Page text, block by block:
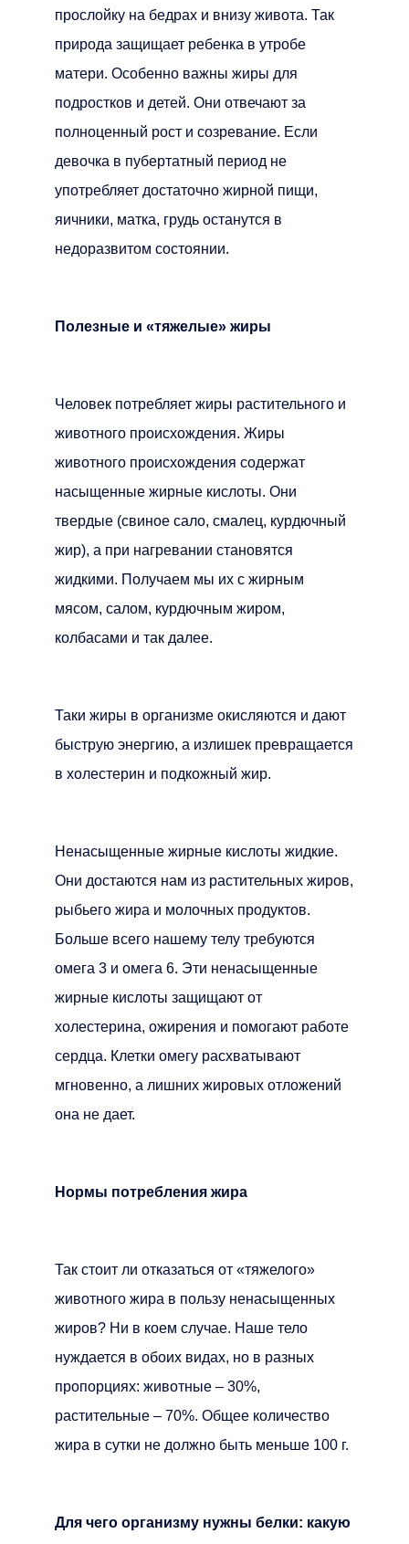
прослойку на бедрах и внизу живота. Так
природа защищает ребенка в утробе
матери. Особенно важны жиры для
подростков и детей. Они отвечают за
полноценный рост и созревание. Если
девочка в пубертатный период не
употребляет достаточно жирной пищи,
яичники, матка, грудь останутся в
недоразвитом состоянии.
Полезные и «тяжелые» жиры
Человек потребляет жиры растительного и
животного происхождения. Жиры
животного происхождения содержат
насыщенные жирные кислоты. Они
твердые (свиное сало, смалец, курдючный
жир), а при нагревании становятся
жидкими. Получаем мы их с жирным
мясом, салом, курдючным жиром,
колбасами и так далее.
Таки жиры в организме окисляются и дают
быструю энергию, а излишек превращается
в холестерин и подкожный жир.
Ненасыщенные жирные кислоты жидкие.
Они достаются нам из растительных жиров,
рыбьего жира и молочных продуктов.
Больше всего нашему телу требуются
омега 3 и омега 6. Эти ненасыщенные
жирные кислоты защищают от
холестерина, ожирения и помогают работе
сердца. Клетки омегу расхватывают
мгновенно, а лишних жировых отложений
она не дает.
Нормы потребления жира
Так стоит ли отказаться от «тяжелого»
животного жира в пользу ненасыщенных
жиров? Ни в коем случае. Наше тело
нуждается в обоих видах, но в разных
пропорциях: животные – 30%,
растительные – 70%. Общее количество
жира в сутки не должно быть меньше 100 г.
Для чего организму нужны белки: какую